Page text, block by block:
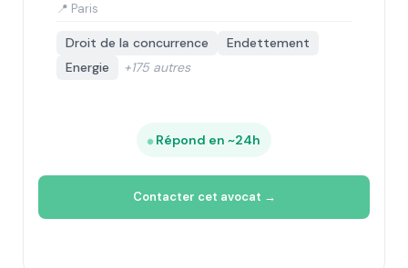
📍 Paris
Droit de la concurrence
Endettement
Energie
+175 autres
Répond en ~24h
Contacter cet avocat →